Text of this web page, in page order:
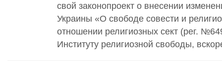
свой законопроект о внесении
Украины «О свободе совести и
отношении религиозных сект (рег.
Институту религиозной свободы,